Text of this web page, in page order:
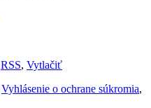
RSS, Vytlačiť
Vyhlásenie o ochrane súkromia,